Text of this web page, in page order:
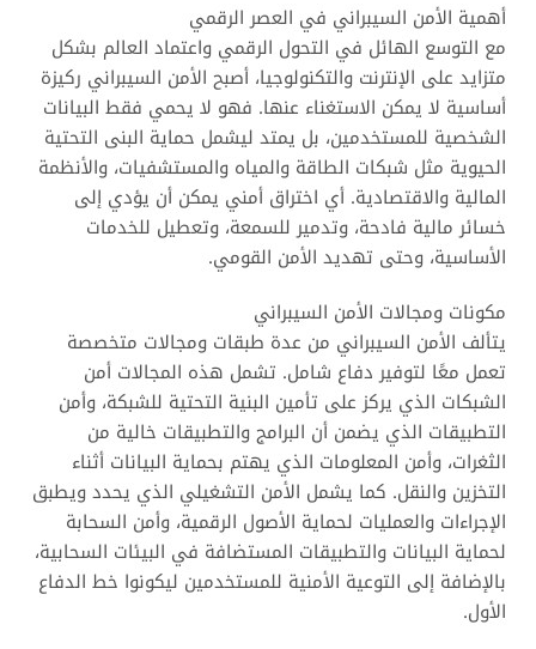
أهمية الأمن السيبراني في العصر الرقمي
مع التوسع الهائل في التحول الرقمي واعتماد العالم بشكل
متزايد على الإنترنت والتكنولوجيا، أصبح الأمن السيبراني ركيزة
أساسية لا يمكن الاستغناء عنها. فهو لا يحمي فقط البيانات
الشخصية للمستخدمين، بل يمتد ليشمل حماية البنى التحتية
الحيوية مثل شبكات الطاقة والمياه والمستشفيات، والأنظمة
المالية والاقتصادية. أي اختراق أمني يمكن أن يؤدي إلى
خسائر مالية فادحة، وتدمير للسمعة، وتعطيل للخدمات
الأساسية، وحتى تهديد الأمن القومي.
مكونات ومجالات الأمن السيبراني
يتألف الأمن السيبراني من عدة طبقات ومجالات متخصصة
تعمل معًا لتوفير دفاع شامل. تشمل هذه المجالات أمن
الشبكات الذي يركز على تأمين البنية التحتية للشبكة، وأمن
التطبيقات الذي يضمن أن البرامج والتطبيقات خالية من
الثغرات، وأمن المعلومات الذي يهتم بحماية البيانات أثناء
التخزين والنقل. كما يشمل الأمن التشغيلي الذي يحدد ويطبق
الإجراءات والعمليات لحماية الأصول الرقمية، وأمن السحابة
لحماية البيانات والتطبيقات المستضافة في البيئات السحابية،
بالإضافة إلى التوعية الأمنية للمستخدمين ليكونوا خط الدفاع
الأول.